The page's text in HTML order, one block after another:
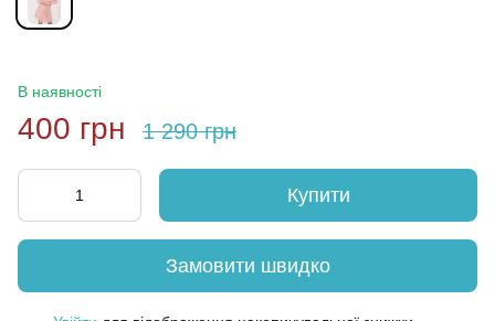
В наявності
400 грн 1 290 грн
Купити
Замовити швидко